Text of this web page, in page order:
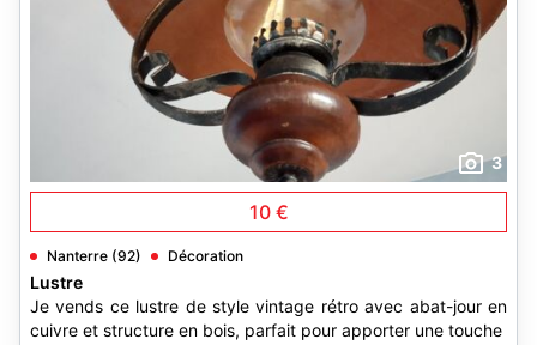
3
10 €
Nanterre (92) Décoration
Lustre
Je vends ce lustre de style vintage rétro avec abat-jour en
cuivre et structure en bois, parfait pour apporter une touche